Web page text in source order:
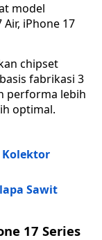
model
iPhone 17
chipset
fabrikasi 3
performa lebih
optimal.
Kolektor
Sawit
17 Series